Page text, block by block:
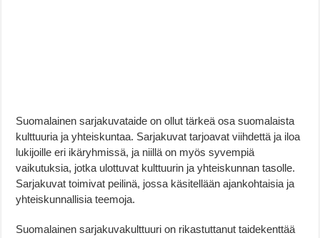
Suomalainen sarjakuvataide on ollut tärkeä osa suomalaista
kulttuuria ja yhteiskuntaa. Sarjakuvat tarjoavat viihdettä ja iloa
lukijoille eri ikäryhmissä, ja niillä on myös syvempiä
vaikutuksia, jotka ulottuvat kulttuurin ja yhteiskunnan tasolle.
Sarjakuvat toimivat peilinä, jossa käsitellään ajankohtaisia ja
yhteiskunnallisia teemoja.
Suomalainen sarjakuvakulttuuri on rikastuttanut taidekenttää